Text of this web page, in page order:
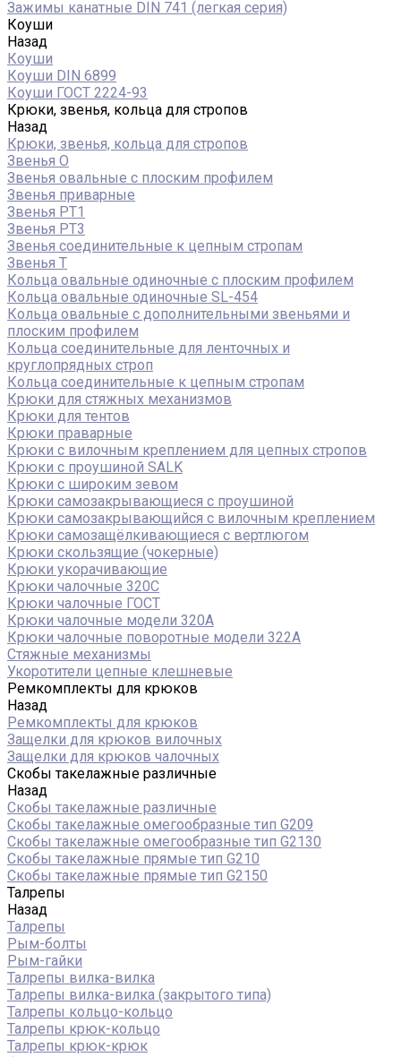
Зажимы канатные DIN 741 (легкая серия)
Коуши
Назад
Коуши
Коуши DIN 6899
Коуши ГОСТ 2224-93
Крюки, звенья, кольца для стропов
Назад
Крюки, звенья, кольца для стропов
Звенья О
Звенья овальные с плоским профилем
Звенья приварные
Звенья РТ1
Звенья РТ3
Звенья соединительные к цепным стропам
Звенья Т
Кольца овальные одиночные c плоским профилем
Кольца овальные одиночные SL-454
Кольца овальные с дополнительными звеньями и
плоским профилем
Кольца соединительные для ленточных и
круглопрядных строп
Кольца соединительные к цепным стропам
Крюки для стяжных механизмов
Крюки для тентов
Крюки праварные
Крюки с вилочным креплением для цепных стропов
Крюки с проушиной SALK
Крюки с широким зевом
Крюки самозакрывающиеся с проушиной
Крюки самозакрывающийся с вилочным креплением
Крюки самозащёлкивающиеся с вертлюгом
Крюки скользящие (чокерные)
Крюки укорачивающие
Крюки чалочные 320C
Крюки чалочные ГОСТ
Крюки чалочные модели 320А
Крюки чалочные поворотные модели 322А
Стяжные механизмы
Укоротители цепные клешневые
Ремкомплекты для крюков
Назад
Ремкомплекты для крюков
Защелки для крюков вилочных
Защелки для крюков чалочных
Скобы такелажные различные
Назад
Скобы такелажные различные
Скобы такелажные омегообразные тип G209
Скобы такелажные омегообразные тип G2130
Скобы такелажные прямые тип G210
Скобы такелажные прямые тип G2150
Талрепы
Назад
Талрепы
Рым-болты
Рым-гайки
Талрепы вилка-вилка
Талрепы вилка-вилка (закрытого типа)
Талрепы кольцо-кольцо
Талрепы крюк-кольцо
Талрепы крюк-крюк